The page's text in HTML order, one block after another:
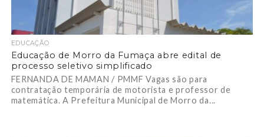
EDUCAÇÃO
Educação de Morro da Fumaça abre edital de
processo seletivo simplificado
FERNANDA DE MAMAN / PMMF Vagas são para
contratação temporária de motorista e professor de
matemática. A Prefeitura Municipal de Morro da...